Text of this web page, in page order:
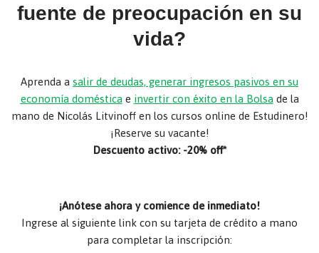
fuente de preocupación en su
vida?
Aprenda a salir de deudas, generar ingresos pasivos en su
economía doméstica e invertir con éxito en la Bolsa de la
mano de Nicolás Litvinoff en los cursos online de Estudinero!
¡Reserve su vacante!
Descuento activo: -20% off*
¡Anótese ahora y comience de inmediato!
Ingrese al siguiente link con su tarjeta de crédito a mano
para completar la inscripción: